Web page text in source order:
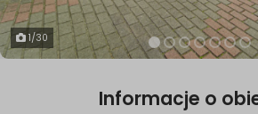
1/30
Informacje o